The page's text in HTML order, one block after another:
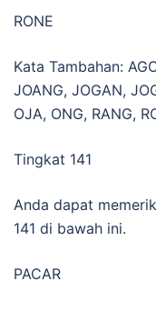
RONE
Kata Tambahan:
JOANG, JOGAN,
OJA, ONG, RANG,
Tingkat 141
Anda dapat
141 di bawah ini.
PACAR